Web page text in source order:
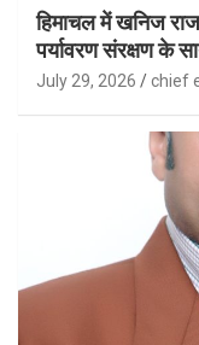
हिमाचल में खनिज
पर्यावरण संरक्षण के
July 29, 2026 chief